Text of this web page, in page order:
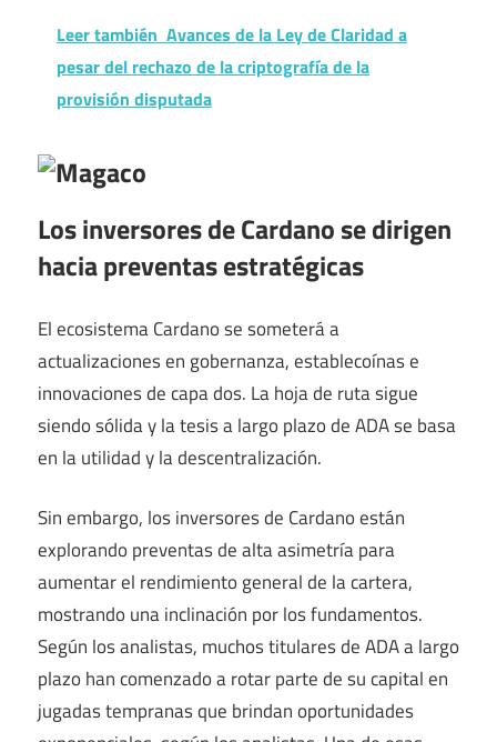
Leer también Avances de la Ley de Claridad a
pesar del rechazo de la criptografía de la
provisión disputada
Los inversores de Cardano se dirigen
hacia preventas estratégicas
El ecosistema Cardano se someterá a
actualizaciones en gobernanza, establecoínas e
innovaciones de capa dos. La hoja de ruta sigue
siendo sólida y la tesis a largo plazo de ADA se basa
en la utilidad y la descentralización.
Sin embargo, los inversores de Cardano están
explorando preventas de alta asimetría para
aumentar el rendimiento general de la cartera,
mostrando una inclinación por los fundamentos.
Según los analistas, muchos titulares de ADA a largo
plazo han comenzado a rotar parte de su capital en
jugadas tempranas que brindan oportunidades